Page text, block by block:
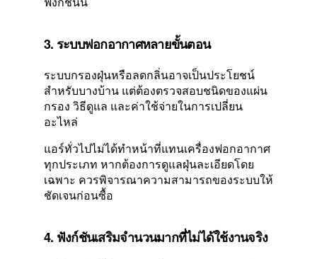
3. ระบบฟอกอากาศหลายขั้นตอน
ระบบกรองฝุ่นหรือลดกลิ่นอาจเป็นประโยชน์
สำหรับบางบ้าน แต่ต้องตรวจสอบชนิดของแผ่น
กรอง วิธีดูแล และค่าใช้จ่ายในการเปลี่ยน
อะไหล่
แอร์ทั่วไปไม่ได้ทำหน้าที่แทนเครื่องฟอกอากาศ
ทุกประเภท หากต้องการดูแลฝุ่นละเอียดโดย
เฉพาะ ควรพิจารณาความสามารถของระบบให้
ชัดเจนก่อนซื้อ
4. ฟังก์ชันเสริมจำนวนมากที่ไม่ได้ใช้งานจริง